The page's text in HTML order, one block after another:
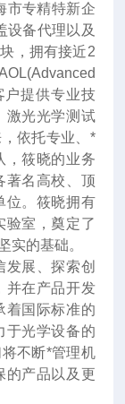
市专精特新企
设备代理以及
，拥有接近2
户提供专业技
激光光学测试
，依托专业、*
，筱晓的业务
著名高校、顶
位。筱晓拥有
验室，奠定了
实的基础。
展、探索创
并在产品开发
着国际标准的
于光学设备的
不断*管理机
的产品以及更